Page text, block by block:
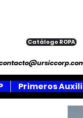
Catálogo ROPA
Primeros